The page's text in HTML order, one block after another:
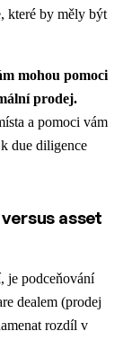
které by měly být
mohou pomoci
prodej.
a pomoci vám
due diligence
asset
je podceňování
dealem (prodej
rozdíl v